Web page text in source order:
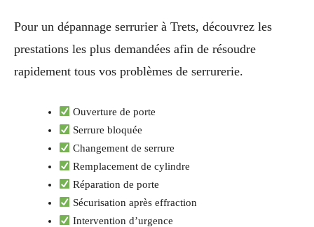
Pour un dépannage serrurier à Trets, découvrez les
prestations les plus demandées afin de résoudre
rapidement tous vos problèmes de serrurerie.
Ouverture de porte
Serrure bloquée
Changement de serrure
Remplacement de cylindre
Réparation de porte
Sécurisation après effraction
Intervention d’urgence